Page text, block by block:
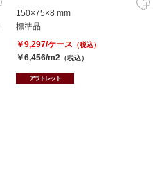
150×75×8 mm
標準品
￥9,297/ケース （税込）
￥6,456/m2 （税込）
アウトレット